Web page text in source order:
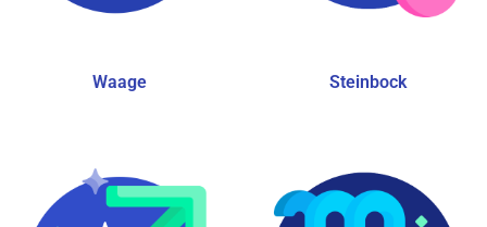
Waage Steinbock